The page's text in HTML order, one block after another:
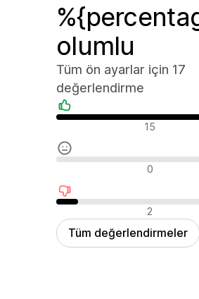
olumlu
Tüm ön ayarlar için 17
değerlendirme
Olumlu değerlendirmeler
15
Nötr değerlendirmeler
0
Olumsuz değerlendirmeler
2
Tüm değerlendirmeler